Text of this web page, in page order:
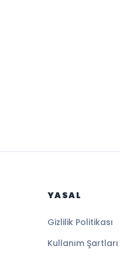
YASAL
Gizlilik Politikası
Kullanım Şartları